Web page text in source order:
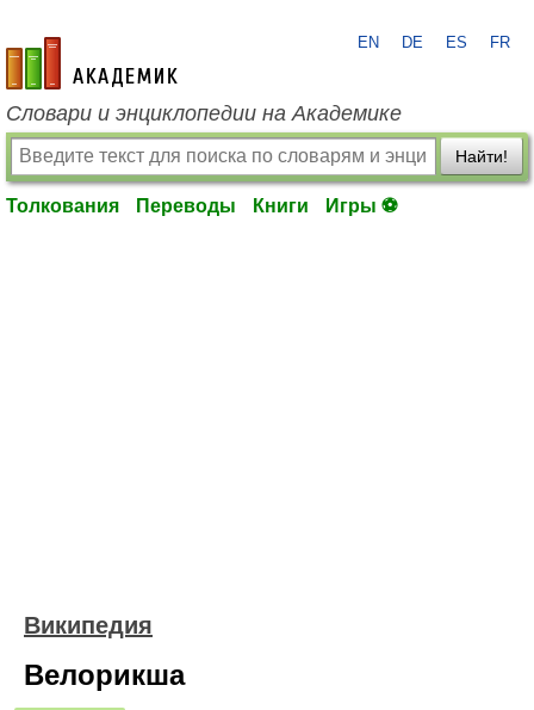
academic.ru
EN DE ES FR
Словари и энциклопедии на Академике
Найти!
Толкования Переводы Книги Игры ⚽
Википедия
Велорикша